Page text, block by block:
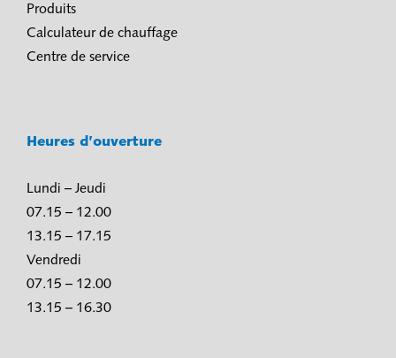
Produits
Calculateur de chauffage
Centre de service
Heures d’ouverture
Lundi – Jeudi
07.15 – 12.00
13.15 – 17.15
Vendredi
07.15 – 12.00
13.15 – 16.30